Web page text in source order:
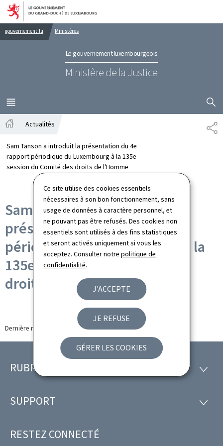
Ce site utilise des cookies essentiels
nécessaires à son bon fonctionnement, sans
usage de données à caractère personnel, et
ne pouvant pas être refusés. Des cookies non
essentiels sont utilisés à des fins statistiques
et seront activés uniquement si vous les
acceptez. Consulter notrepolitique de
confidentialité.
J'ACCEPTE
JE REFUSE
GÉRER LES COOKIES
Aller au menu principal
Aller au contenu
gouvernement.lu Ministères
Le gouvernement luxembourgeois
Ministère de la Justice
MENU
PRINCIPAL
Actualités
Sam Tanson a introduit la présentation du 4e
rapport périodique du Luxembourg à la 135e
session du Comité des droits de l'Homme
Sam Tanson a introduit la
présentation du 4e rapport
périodique du Luxembourg à la
135e session du Comité des
droits de l'Homme
Dernière modification le 29.06.2022
Pied
page
RUBRIQUES
SUPPORT
RESTEZ CONNECTÉ